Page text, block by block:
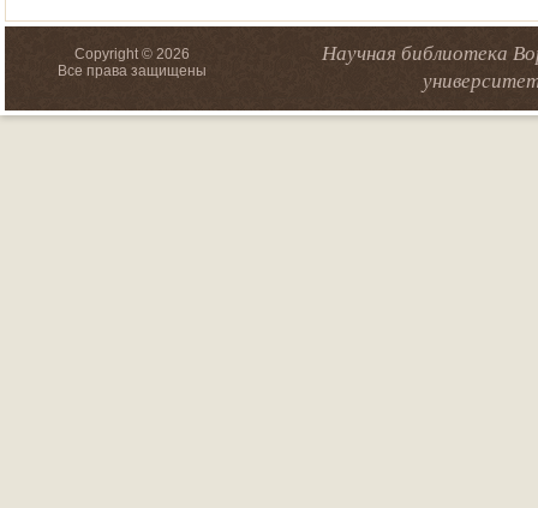
Copyright © 2026
Все права защищены
Научная библиотека